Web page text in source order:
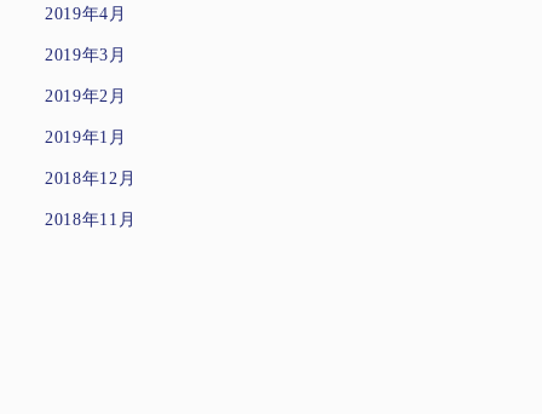
2019年4月
2019年3月
2019年2月
2019年1月
2018年12月
2018年11月